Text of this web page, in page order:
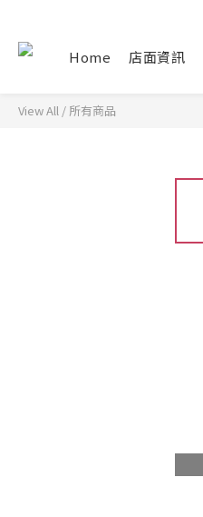
Home 店面資訊
View All / 所有商品